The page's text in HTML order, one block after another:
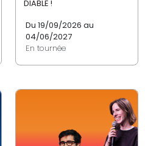
DIABLE !
Du 19/09/2026 au
04/06/2027
En tournée